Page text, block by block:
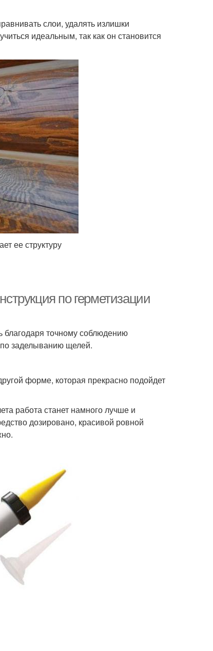
слои, удалять излишки
идеальным, так как он становится
ее структуру
по герметизации
точному соблюдению
по заделыванию щелей.
форме, которая прекрасно подойдет
работа станет намного лучше и
дозировано, красивой ровной